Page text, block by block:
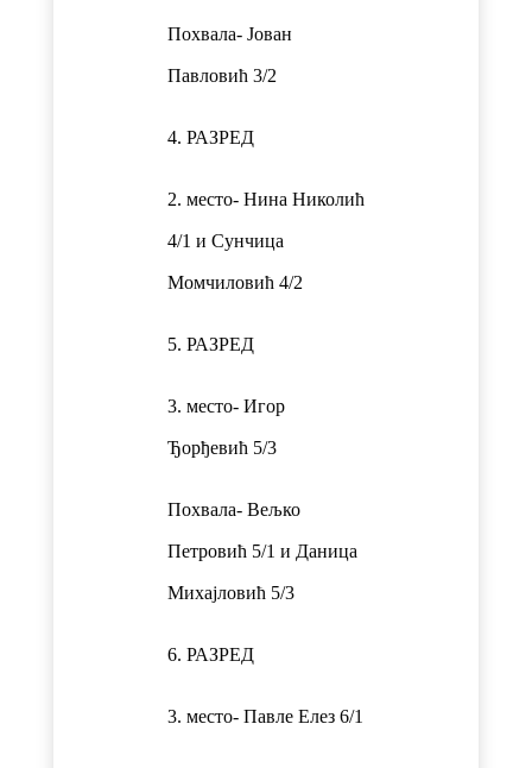
Похвала- Јован
Павловић 3/2
4. РАЗРЕД
2. место- Нина Николић
4/1 и Сунчица
Момчиловић 4/2
5. РАЗРЕД
3. место- Игор
Ђорђевић 5/3
Похвала- Вељко
Петровић 5/1 и Даница
Михајловић 5/3
6. РАЗРЕД
3. место- Павле Елез 6/1